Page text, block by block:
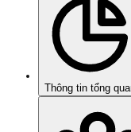
Thông tin tổng